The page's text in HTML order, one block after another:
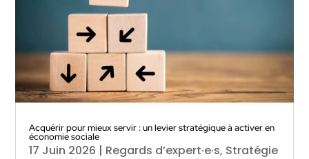
Acquérir pour mieux servir : un levier stratégique à activer en
économie sociale
17 Juin 2026 | Regards d’expert·e·s, Stratégie